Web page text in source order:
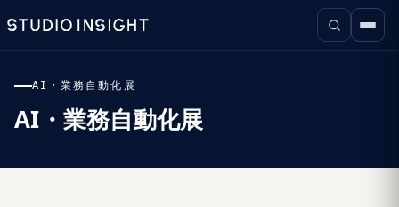
AI・業務自動化展
AI・業務自動化展